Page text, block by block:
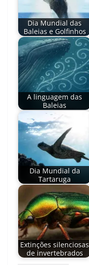
Dia Mundial das
Baleias e Golfinhos
A linguagem das
Baleias
Dia Mundial da
Tartaruga
Extinções silenciosas
de invertebrados